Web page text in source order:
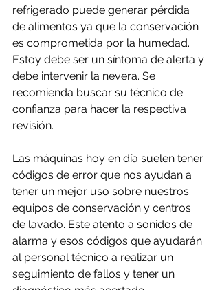
refrigerado puede generar pérdida
de alimentos ya que la conservación
es comprometida por la humedad.
Estoy debe ser un síntoma de alerta y
debe intervenir la nevera. Se
recomienda buscar su técnico de
confianza para hacer la respectiva
revisión.
Las máquinas hoy en día suelen tener
códigos de error que nos ayudan a
tener un mejor uso sobre nuestros
equipos de conservación y centros
de lavado. Este atento a sonidos de
alarma y esos códigos que ayudarán
al personal técnico a realizar un
seguimiento de fallos y tener un